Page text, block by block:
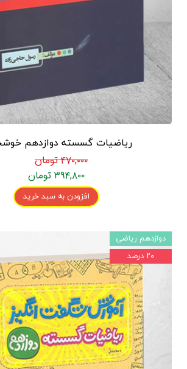
ریاضیات گسسته دوازدهم
۴۷۰,۰۰۰ تومان
۳۹۴,۸۰۰ تومان
افزودن به سبد خرید
دوازدهم ریاضی
۲۰ درصد